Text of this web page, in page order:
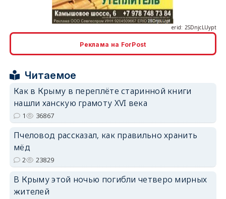
erid: 2SDnjcrDNw6
Реклама на ForPost
Читаемое
Как в Крыму в переплёте старинной книги
нашли ханскую грамоту XVI века
1 36867
Пчеловод рассказал, как правильно хранить
мёд
2 23829
В Крыму этой ночью погибли четверо мирных
жителей